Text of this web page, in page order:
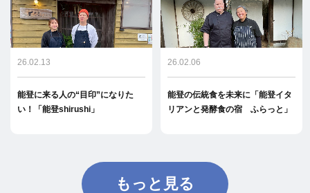
26.02.13
能登に来る人の“目印”になりた
い！「能登shirushi」
26.02.06
能登の伝統食を未来に「能登イタ
リアンと発酵食の宿 ふらっと」
もっと見る